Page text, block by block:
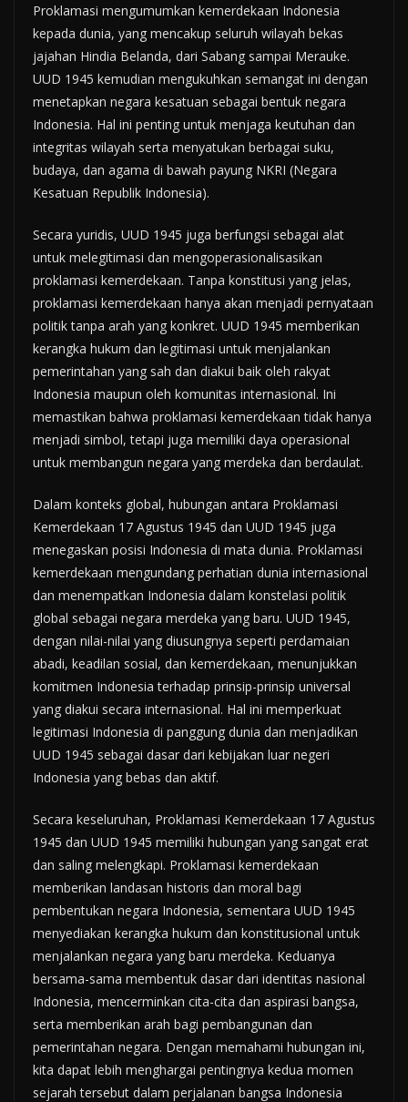
Proklamasi mengumumkan kemerdekaan Indonesia
kepada dunia, yang mencakup seluruh wilayah bekas
jajahan Hindia Belanda, dari Sabang sampai Merauke.
UUD 1945 kemudian mengukuhkan semangat ini dengan
menetapkan negara kesatuan sebagai bentuk negara
Indonesia. Hal ini penting untuk menjaga keutuhan dan
integritas wilayah serta menyatukan berbagai suku,
budaya, dan agama di bawah payung NKRI (Negara
Kesatuan Republik Indonesia).
Secara yuridis, UUD 1945 juga berfungsi sebagai alat
untuk melegitimasi dan mengoperasionalisasikan
proklamasi kemerdekaan. Tanpa konstitusi yang jelas,
proklamasi kemerdekaan hanya akan menjadi pernyataan
politik tanpa arah yang konkret. UUD 1945 memberikan
kerangka hukum dan legitimasi untuk menjalankan
pemerintahan yang sah dan diakui baik oleh rakyat
Indonesia maupun oleh komunitas internasional. Ini
memastikan bahwa proklamasi kemerdekaan tidak hanya
menjadi simbol, tetapi juga memiliki daya operasional
untuk membangun negara yang merdeka dan berdaulat.
Dalam konteks global, hubungan antara Proklamasi
Kemerdekaan 17 Agustus 1945 dan UUD 1945 juga
menegaskan posisi Indonesia di mata dunia. Proklamasi
kemerdekaan mengundang perhatian dunia internasional
dan menempatkan Indonesia dalam konstelasi politik
global sebagai negara merdeka yang baru. UUD 1945,
dengan nilai-nilai yang diusungnya seperti perdamaian
abadi, keadilan sosial, dan kemerdekaan, menunjukkan
komitmen Indonesia terhadap prinsip-prinsip universal
yang diakui secara internasional. Hal ini memperkuat
legitimasi Indonesia di panggung dunia dan menjadikan
UUD 1945 sebagai dasar dari kebijakan luar negeri
Indonesia yang bebas dan aktif.
Secara keseluruhan, Proklamasi Kemerdekaan 17 Agustus
1945 dan UUD 1945 memiliki hubungan yang sangat erat
dan saling melengkapi. Proklamasi kemerdekaan
memberikan landasan historis dan moral bagi
pembentukan negara Indonesia, sementara UUD 1945
menyediakan kerangka hukum dan konstitusional untuk
menjalankan negara yang baru merdeka. Keduanya
bersama-sama membentuk dasar dari identitas nasional
Indonesia, mencerminkan cita-cita dan aspirasi bangsa,
serta memberikan arah bagi pembangunan dan
pemerintahan negara. Dengan memahami hubungan ini,
kita dapat lebih menghargai pentingnya kedua momen
sejarah tersebut dalam perjalanan bangsa Indonesia